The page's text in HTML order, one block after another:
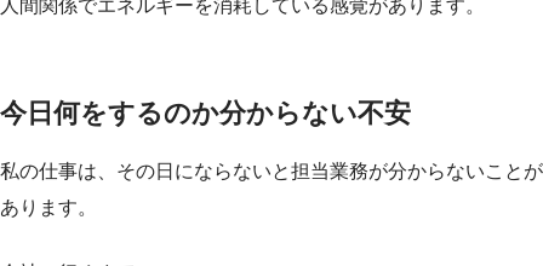
人間関係でエネルギーを消耗している感覚があります。
今日何をするのか分からない不安
私の仕事は、その日にならないと担当業務が分からないことが
あります。